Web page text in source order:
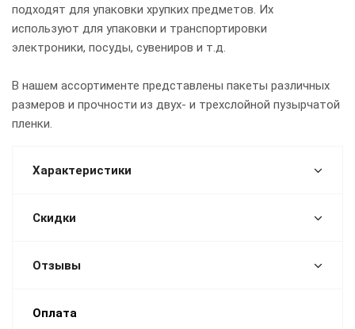
подходят для упаковки хрупких предметов. Их
используют для упаковки и транспортировки
электроники, посуды, сувениров и т.д.
В нашем ассортименте представлены пакеты различных
размеров и прочности из двух- и трехслойной пузырчатой
пленки.
Характеристики
Скидки
Отзывы
Оплата